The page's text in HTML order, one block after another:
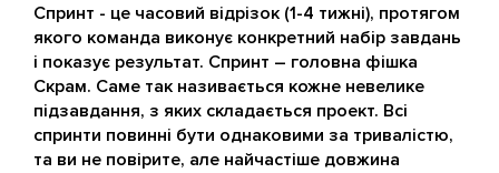
Спринт - це часовий відрізок (1-4 тижні), протягом
якого команда виконує конкретний набір завдань
і показує результат. Спринт – головна фішка
Скрам. Саме так називається кожне невелике
підзавдання, з яких складається проект. Всі
спринти повинні бути однаковими за тривалістю,
та ви не повірите, але найчастіше довжина